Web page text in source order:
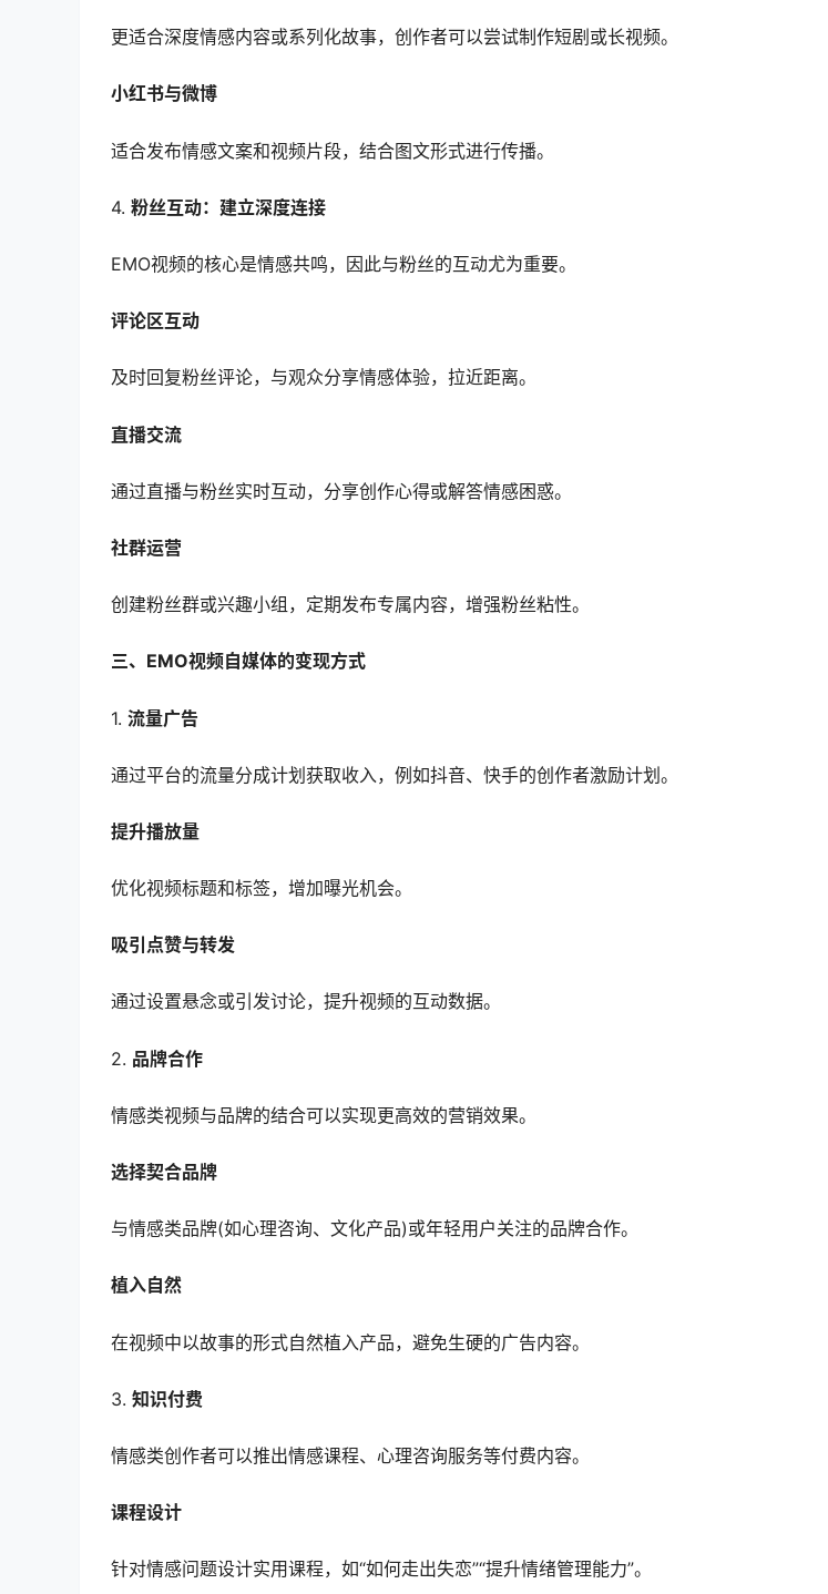
更适合深度情感内容或系列化故事，创作者可以尝试制作短剧或长视频。
小红书与微博
适合发布情感文案和视频片段，结合图文形式进行传播。
4. 粉丝互动：建立深度连接
EMO视频的核心是情感共鸣，因此与粉丝的互动尤为重要。
评论区互动
及时回复粉丝评论，与观众分享情感体验，拉近距离。
直播交流
通过直播与粉丝实时互动，分享创作心得或解答情感困惑。
社群运营
创建粉丝群或兴趣小组，定期发布专属内容，增强粉丝粘性。
三、EMO视频自媒体的变现方式
1. 流量广告
通过平台的流量分成计划获取收入，例如抖音、快手的创作者激励计划。
提升播放量
优化视频标题和标签，增加曝光机会。
吸引点赞与转发
通过设置悬念或引发讨论，提升视频的互动数据。
2. 品牌合作
情感类视频与品牌的结合可以实现更高效的营销效果。
选择契合品牌
与情感类品牌(如心理咨询、文化产品)或年轻用户关注的品牌合作。
植入自然
在视频中以故事的形式自然植入产品，避免生硬的广告内容。
3. 知识付费
情感类创作者可以推出情感课程、心理咨询服务等付费内容。
课程设计
针对情感问题设计实用课程，如“如何走出失恋”“提升情绪管理能力”。